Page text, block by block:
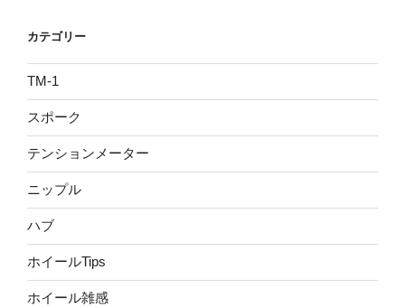
カテゴリー
TM-1
スポーク
テンションメーター
ニップル
ハブ
ホイールTips
ホイール雑感